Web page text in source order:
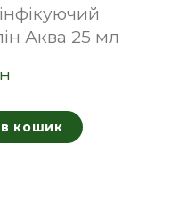
Аква 25 мл
кошик